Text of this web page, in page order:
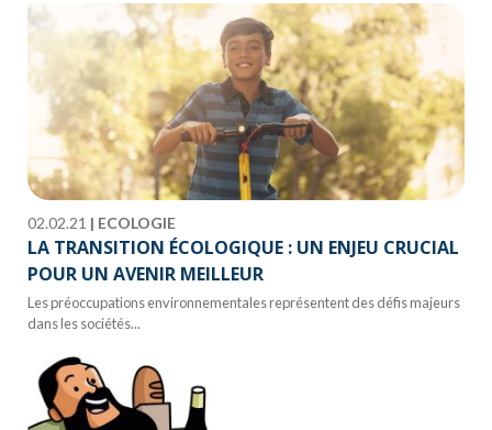
02.02.21 | ECOLOGIE
LA TRANSITION ÉCOLOGIQUE : UN ENJEU CRUCIAL
POUR UN AVENIR MEILLEUR
Les préoccupations environnementales représentent des défis majeurs
dans les sociétés...